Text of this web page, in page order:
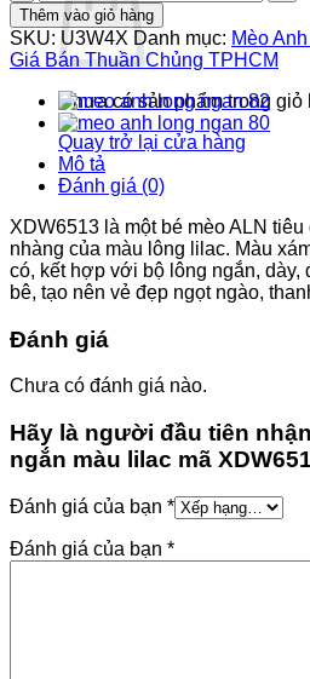
Chưa có sản phẩm trong giỏ
Quay trở lại cửa hàng
20.200.000 ₫.
Anh
lông
ngắn
màu
lilac
mã
XDW6513
số
lượng
Thêm vào giỏ hàng
SKU: U3W4X Danh mục: Mèo
Giá Bán Thuần Chủng TPHCM
Mô tả
Đánh giá (0)
XDW6513 là một bé mèo ALN
nhàng của màu lông lilac. Màu
có, kết hợp với bộ lông ngắn, dày,
bê, tạo nên vẻ đẹp ngọt ngào,
Đánh giá
Chưa có đánh giá nào.
Hãy là người đầu tiên
ngắn màu lilac mã
Đánh giá của bạn *
Đánh giá của bạn *